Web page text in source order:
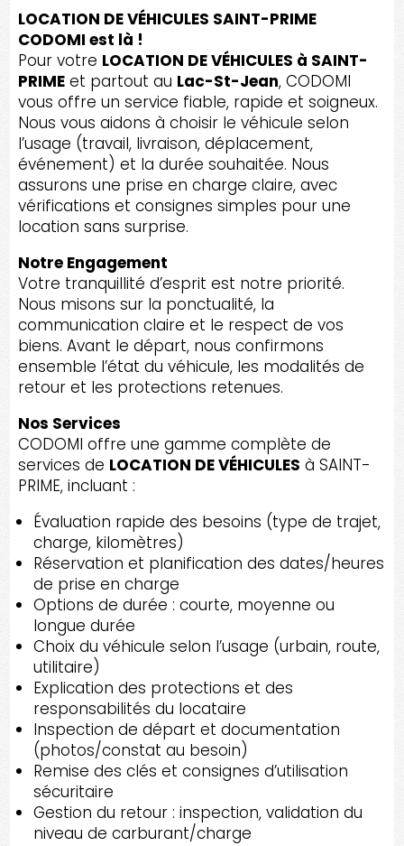
LOCATION DE VÉHICULES SAINT-PRIME
CODOMI est là !
Pour votre LOCATION DE VÉHICULES à SAINT-
PRIMEet partout au Lac-St-Jean, CODOMI
vous offre un service fiable, rapide et soigneux.
Nous vous aidons à choisir le véhicule selon
l’usage (travail, livraison, déplacement,
événement) et la durée souhaitée. Nous
assurons une prise en charge claire, avec
vérifications et consignes simples pour une
location sans surprise.
Notre Engagement
Votre tranquillité d’esprit est notre priorité.
Nous misons sur la ponctualité, la
communication claire et le respect de vos
biens. Avant le départ, nous confirmons
ensemble l’état du véhicule, les modalités de
retour et les protections retenues.
Nos Services
CODOMI offre une gamme complète de
services de LOCATION DE VÉHICULES à SAINT-
PRIME, incluant :
Évaluation rapide des besoins (type de trajet,
charge, kilomètres)
Réservation et planification des dates/heures
de prise en charge
Options de durée : courte, moyenne ou
longue durée
Choix du véhicule selon l’usage (urbain, route,
utilitaire)
Explication des protections et des
responsabilités du locataire
Inspection de départ et documentation
(photos/constat au besoin)
Remise des clés et consignes d’utilisation
sécuritaire
Gestion du retour : inspection, validation du
niveau de carburant/charge